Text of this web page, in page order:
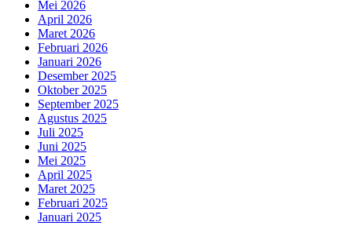
Mei 2026
April 2026
Maret 2026
Februari 2026
Januari 2026
Desember 2025
Oktober 2025
September 2025
Agustus 2025
Juli 2025
Juni 2025
Mei 2025
April 2025
Maret 2025
Februari 2025
Januari 2025